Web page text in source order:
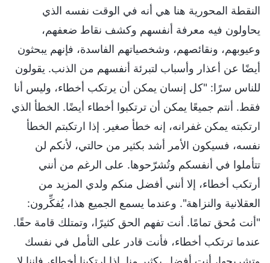
النقطة المحورية هنا هي أنه في الوقت نفسه الذي
يحاولون فيه معرفة أنفسهم وكشف نقاط ضعفهم،
وعيوبهم، ونقائصهم، وشخصياتهم الفاسدة، فإنهم يبحثون
أيضًا عن أعذار وأسباب لتبرئة أنفسهم من الذنب. يقولون
للناس سرًا: "كل إنسان يمكن أن يرتكب أخطاء، وليس أنا
فقط. أنتم جميعًا يمكن أن ترتكبوا أخطاء أيضًا. الخطأ الذي
ارتكبته يمكن غفرانه، إنه خطأ صغير. إذا ارتكبتم الخطأ
نفسه، فسيكون الأمر أشد بكثير من حالتي، لأنكم لن
تتأملوا في أنفسكم وتُشرّحوها. على الرغم من أنني
أرتكب أخطاء، إلا أنني أفضل منكم ولدي المزيد من
العقلانية والنزاهة". وعندما يسمع الجميع هذا، يُفكِّرون:
"أنت مُحق تمامًا. أنت تفهم الحق كثيرًا، وتمتلك قامة حقًا.
عندما ترتكب أخطاء، فأنت قادر على التأمل في نفسك